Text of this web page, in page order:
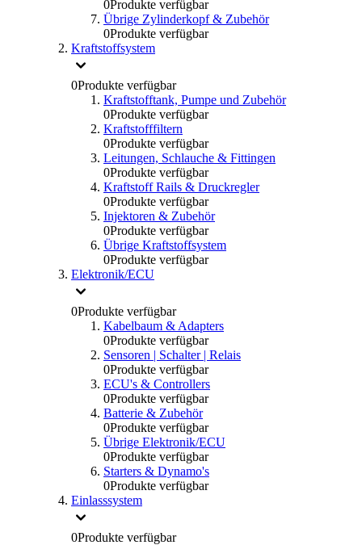
0Produkte verfügbar
Übrige Zylinderkopf & Zubehör
0Produkte verfügbar
Kraftstoffsystem
0Produkte verfügbar
Kraftstofftank, Pumpe und Zubehör
0Produkte verfügbar
Kraftstofffiltern
0Produkte verfügbar
Leitungen, Schlauche & Fittingen
0Produkte verfügbar
Kraftstoff Rails & Druckregler
0Produkte verfügbar
Injektoren & Zubehör
0Produkte verfügbar
Übrige Kraftstoffsystem
0Produkte verfügbar
Elektronik/ECU
0Produkte verfügbar
Kabelbaum & Adapters
0Produkte verfügbar
Sensoren | Schalter | Relais
0Produkte verfügbar
ECU's & Controllers
0Produkte verfügbar
Batterie & Zubehör
0Produkte verfügbar
Übrige Elektronik/ECU
0Produkte verfügbar
Starters & Dynamo's
0Produkte verfügbar
Einlasssystem
0Produkte verfügbar